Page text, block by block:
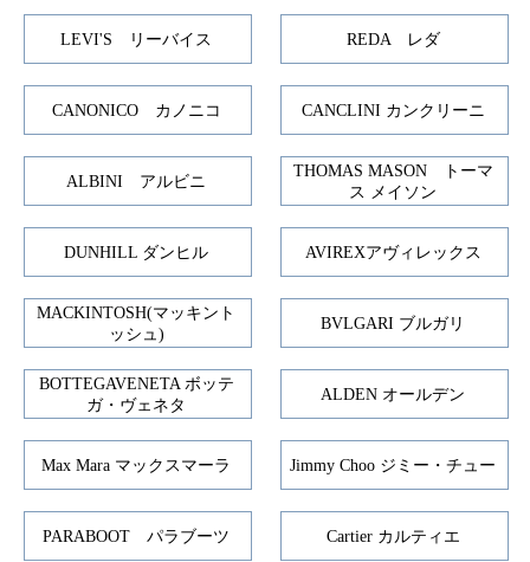
LEVI'S リーバイス REDA レダ
CANONICO カノニコ CANCLINI カンクリーニ
ALBINI アルビニ
THOMAS MASON トーマ
ス メイソン
DUNHILL ダンヒル AVIREXアヴィレックス
MACKINTOSH(マッキント
ッシュ)
BVLGARI ブルガリ
BOTTEGAVENETA ボッテ
ガ・ヴェネタ
ALDEN オールデン
Max Mara マックスマーラ Jimmy Choo ジミー・チュー
PARABOOT パラブーツ Cartier カルティエ